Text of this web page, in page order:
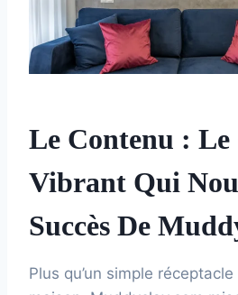
Le Contenu :
Vibrant Qui
Succès De
Plus qu’un simple